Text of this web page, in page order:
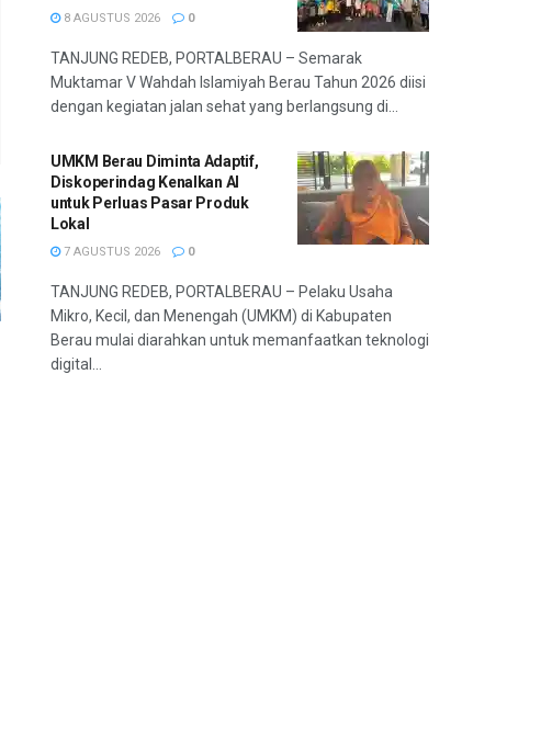
8 AGUSTUS 2026 0
TANJUNG REDEB, PORTALBERAU – Semarak
Muktamar V Wahdah Islamiyah Berau Tahun 2026 diisi
dengan kegiatan jalan sehat yang berlangsung di...
UMKM Berau Diminta Adaptif,
Diskoperindag Kenalkan AI
untuk Perluas Pasar Produk
Lokal
7 AGUSTUS 2026 0
TANJUNG REDEB, PORTALBERAU – Pelaku Usaha
Mikro, Kecil, dan Menengah (UMKM) di Kabupaten
Berau mulai diarahkan untuk memanfaatkan teknologi
digital...